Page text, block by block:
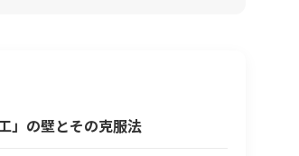
」の壁とその克服法